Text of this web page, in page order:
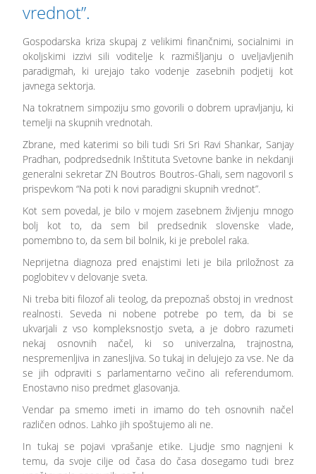
vrednot”.
Gospodarska kriza skupaj z velikimi finančnimi, socialnimi in
okoljskimi izzivi sili voditelje k razmišljanju o uveljavljenih
paradigmah, ki urejajo tako vodenje zasebnih podjetij kot
javnega sektorja.
Na tokratnem simpoziju smo govorili o dobrem upravljanju, ki
temelji na skupnih vrednotah.
Zbrane, med katerimi so bili tudi Sri Sri Ravi Shankar, Sanjay
Pradhan, podpredsednik Inštituta Svetovne banke in nekdanji
generalni sekretar ZN Boutros Boutros-Ghali, sem nagovoril s
prispevkom “Na poti k novi paradigni skupnih vrednot”.
Kot sem povedal, je bilo v mojem zasebnem življenju mnogo
bolj kot to, da sem bil predsednik slovenske vlade,
pomembno to, da sem bil bolnik, ki je prebolel raka.
Neprijetna diagnoza pred enajstimi leti je bila priložnost za
poglobitev v delovanje sveta.
Ni treba biti filozof ali teolog, da prepoznaš obstoj in vrednost
realnosti. Seveda ni nobene potrebe po tem, da bi se
ukvarjali z vso kompleksnostjo sveta, a je dobro razumeti
nekaj osnovnih načel, ki so univerzalna, trajnostna,
nespremenljiva in zanesljiva. So tukaj in delujejo za vse. Ne da
se jih odpraviti s parlamentarno večino ali referendumom.
Enostavno niso predmet glasovanja.
Vendar pa smemo imeti in imamo do teh osnovnih načel
različen odnos. Lahko jih spoštujemo ali ne.
In tukaj se pojavi vprašanje etike. Ljudje smo nagnjeni k
temu, da svoje cilje od časa do časa dosegamo tudi brez